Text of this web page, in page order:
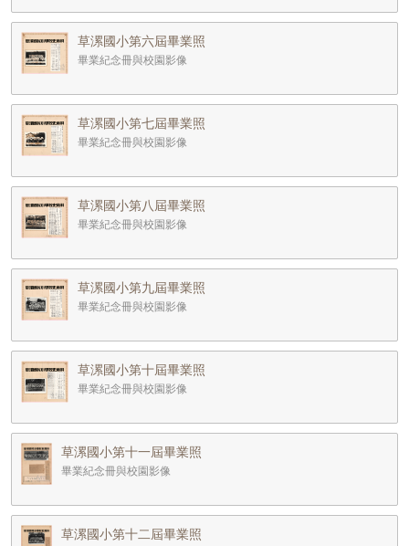
草漯國小第六屆畢業照
畢業紀念冊與校園影像
草漯國小第七屆畢業照
畢業紀念冊與校園影像
草漯國小第八屆畢業照
畢業紀念冊與校園影像
草漯國小第九屆畢業照
畢業紀念冊與校園影像
草漯國小第十屆畢業照
畢業紀念冊與校園影像
草漯國小第十一屆畢業照
畢業紀念冊與校園影像
草漯國小第十二屆畢業照